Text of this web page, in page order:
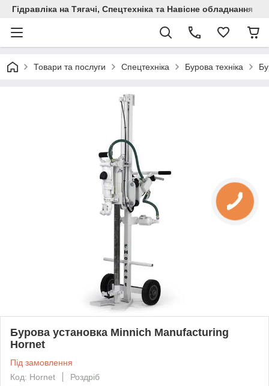
Гідравліка на Тягачі, Спецтехніка та Навісне обладнання
Товари та послуги Спецтехніка Бурова техніка
Бурова установка Minnich Manufacturing
Hornet
Під замовлення
Код: Hornet
Роздріб